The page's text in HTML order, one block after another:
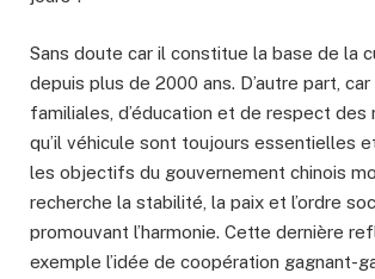
Sans doute car il constitue la base de la
depuis plus de 2000 ans. D’autre part,
familiales, d’éducation et de respect des
qu’il véhicule sont toujours essentielles
les objectifs du gouvernement chinois
recherche la stabilité, la paix et l’ordre
promouvant l’harmonie. Cette dernière
exemple l’idée de coopération gagnant-